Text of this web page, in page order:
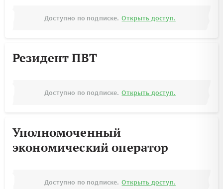
Доступно по подписке. Открыть доступ.
Резидент ПВТ
Доступно по подписке. Открыть доступ.
Уполномоченный
экономический оператор
Доступно по подписке. Открыть доступ.